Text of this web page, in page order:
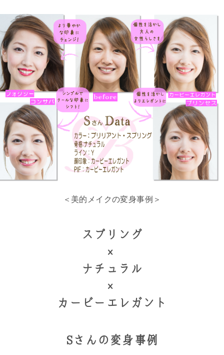
＜美的メイクの変身事例＞
スプリング
×
ナチュラル
×
カービーエレガント
Sさんの変身事例